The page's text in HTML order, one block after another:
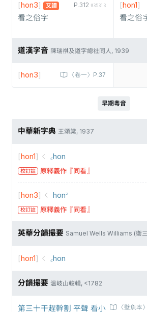
P.312 #35313
[hon3] 又讀
看之俗字
[hon1]
看之俗
道漢字音 陳瑞祺及道字總社同人, 1939
〈卷一〉P.37
[hon3]
早期粵音
中華新字典 王頌棠, 1937
[hon1] ꜀hon
校訂註 原釋義作『同看』
[hon3] hon꜄
校訂註 原釋義作『同看』
英華分韻撮要 Samuel Wells Williams (衛
[hon1] ꜀hon
分韻撮要 溫岐山較輯, <1782
〈壁魚
第三十干趕幹割 平聲 看小